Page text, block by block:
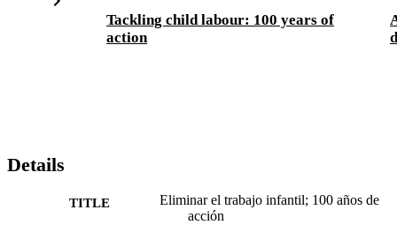
Tackling child labour: 100 years of
action
Details
TITLE
Eliminar el trabajo infantil; 100 años de
acción